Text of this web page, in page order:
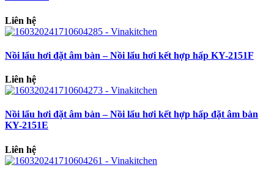
Liên hệ
Nồi lẩu hơi đặt âm bàn – Nồi lẩu hơi kết hợp hấp KY-2151F
Liên hệ
Nồi lẩu hơi đặt âm bàn – Nồi lẩu hơi kết hợp hấp đặt âm bàn
KY-2151E
Liên hệ